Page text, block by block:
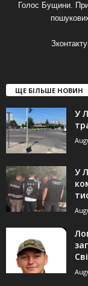
Голос Бущини. При
ЩЕ БІЛЬШЕ НОВИН
У
У